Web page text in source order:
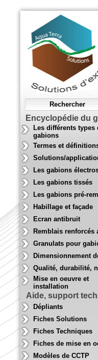
Encyclopédie du
Les différents types
gabions
Termes et
Solutions/
Les gabions
Les gabions tissés
Les gabions pré-
Habillage et façade
Ecran antibruit
Remblais renforcés
Granulats pour
Dimensionnement
Qualité, durabilité,
Mise en oeuvre et
installation
Aide, support
Dépliants
Fiches Solutions
Fiches Techniques
Fiches de mise en
Modèles de CCTP